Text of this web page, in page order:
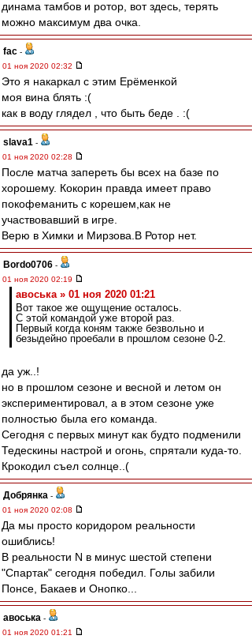
динама тамбов и ротор, вот здесь, терять
можно максимум два очка.
fac -
01 ноя 2020 02:32
Это я накаркал с этим Ерёменкой
моя вина блять :(
как в воду глядел , что быть беде . :(
slava1 -
01 ноя 2020 02:28
После матча запереть бы всех на базе по
хорошему. Кокорин правда имеет право
покофеманить с корешем,как не
участвовавший в игре.
Верю в Химки и Мирзова.В Ротор нет.
Bordo0706 -
01 ноя 2020 02:19
авоська » 01 ноя 2020 01:21
Вот такое же ощущение осталось.
С этой командой уже второй раз.
Первый когда коням также безвольно и
безыдейно проебали в прошлом сезоне 0-2.
да уж..!
но в прошлом сезоне и весной и летом он
экспериментировал, а в этом сезоне уже
полностью была его команда.
Сегодня с первых минут как будто подменили
Тедескины настрой и огонь, спрятали куда-то.
Крокодил съел солнце..(
Добрянка -
01 ноя 2020 02:08
Да мы просто коридором реальности
ошиблись!
В реальности N в минус шестой степени
"Спартак" сегодня победил. Голы забили
Понсе, Бакаев и Онопко...
авоська -
01 ноя 2020 01:21